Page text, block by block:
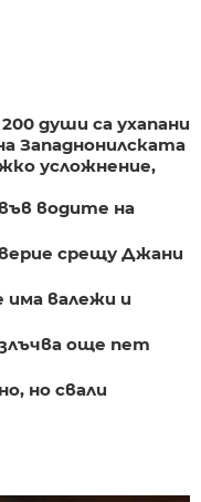
души са ухапани
Западнонилската
усложнение,
водите на
срещу Джани
има валежи и
още пет
но свали